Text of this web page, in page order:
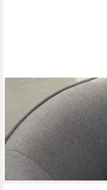
QUEENCE
Dekokissen
dicker Stoffkordel
28,99 €
lieferbar in 3 Wochen